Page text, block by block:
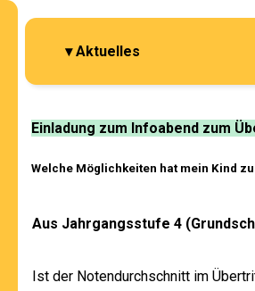
▾ Aktuelles
Einladung zum Infoabend zum
Welche Möglichkeiten hat mein Kind
Aus Jahrgangsstufe 4
Ist der Notendurchschnitt im